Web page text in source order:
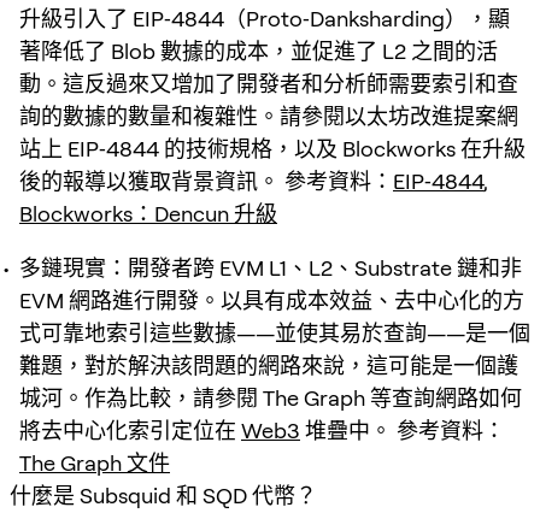
升級引入了 EIP‑4844（Proto‑Danksharding），顯
著降低了 Blob 數據的成本，並促進了 L2 之間的活
動。這反過來又增加了開發者和分析師需要索引和查
詢的數據的數量和複雜性。請參閱以太坊改進提案網
站上 EIP‑4844 的技術規格，以及 Blockworks 在升級
後的報導以獲取背景資訊。 參考資料： EIP‑4844,
Blockworks：Dencun 升級
多鏈現實：開發者跨 EVM L1、L2、Substrate 鏈和非
EVM 網路進行開發。以具有成本效益、去中心化的方
式可靠地索引這些數據——並使其易於查詢——是一個
難題，對於解決該問題的網路來說，這可能是一個護
城河。作為比較，請參閱 The Graph 等查詢網路如何
將去中心化索引定位在 Web3 堆疊中。 參考資料：
The Graph 文件
什麼是 Subsquid 和 SQD 代幣？